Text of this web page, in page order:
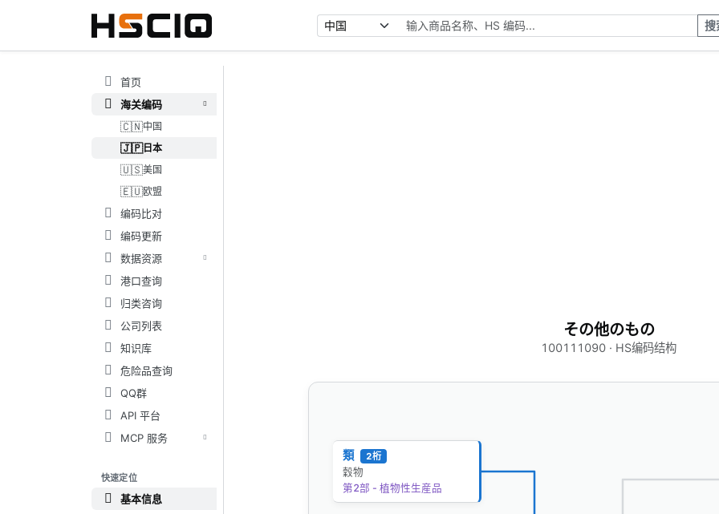
搜
首页
海关编码
🇨🇳中国
🇯🇵日本
🇺🇸美国
🇪🇺欧盟
编码比对
编码更新
数据资源
港口查询
归类咨询
公司列表
知识库
危险品查询
QQ群
API 平台
MCP 服务
快速定位
基本信息
その他のもの
100111090 · HS编码结构
類 2桁
穀物
第2部 - 植物性生産品